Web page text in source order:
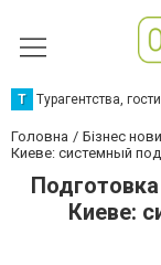
Т Турагентства,
Головна Бізнес
Киеве: системный
Киеве: